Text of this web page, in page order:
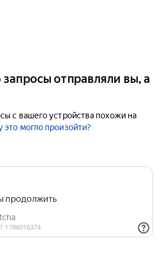
отправляли вы, а
с вашего устройства похожи на
это могло произойти?